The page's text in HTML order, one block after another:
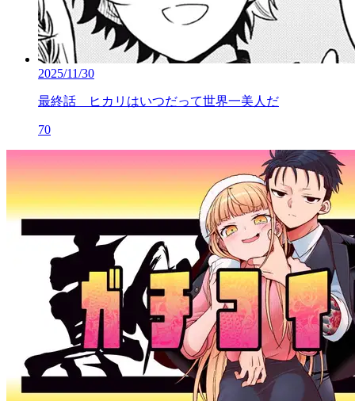
2025/11/30
最終話 ヒカリはいつだって世界一美人だ
70